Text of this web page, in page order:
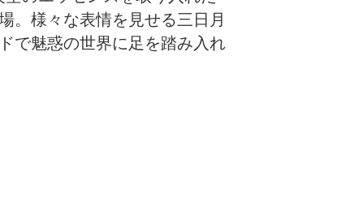
。様々な表情を見せる三日月
で魅惑の世界に足を踏み入れ